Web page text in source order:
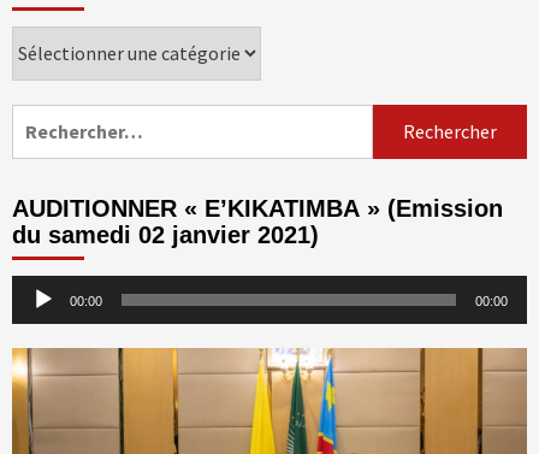
Catégories
AUDITIONNER « E’KIKATIMBA » (Emission
du samedi 02 janvier 2021)
Lecteur 00:00 00:00